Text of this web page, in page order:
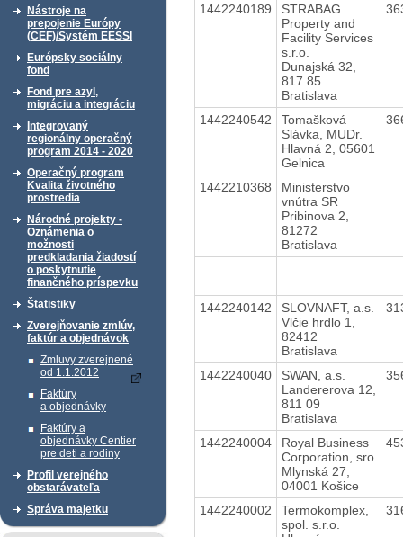
Nástroje na
prepojenie Európy
(CEF)/Systém EESSI
Európsky sociálny
fond
Fond pre azyl,
migráciu a integráciu
Integrovaný
regionálny operačný
program 2014 - 2020
Operačný program
Kvalita životného
prostredia
Národné projekty -
Oznámenia o
možnosti
predkladania žiadostí
o poskytnutie
finančného príspevku
Štatistiky
Zverejňovanie zmlúv,
faktúr a objednávok
Zmluvy zverejnené
od 1.1.2012
Faktúry
a objednávky
Faktúry a
objednávky Centier
pre deti a rodiny
Profil verejného
obstarávateľa
Správa majetku
1442240189
STRABAG
Property and
Facility Services
s.r.o.
Dunajská 32,
817 85
Bratislava
1442240542
Tomašková
Slávka, MUDr.
Hlavná 2, 05601
Gelnica
1442210368
Ministerstvo
vnútra SR
Pribinova 2,
81272
Bratislava
1442240142
SLOVNAFT, a.s.
Vlčie hrdlo 1,
82412
Bratislava
1442240040
SWAN, a.s.
Landererova 12,
811 09
Bratislava
1442240004
Royal Business
Corporation, sro
Mlynská 27,
04001 Košice
1442240002
Termokomplex,
spol. s.r.o.